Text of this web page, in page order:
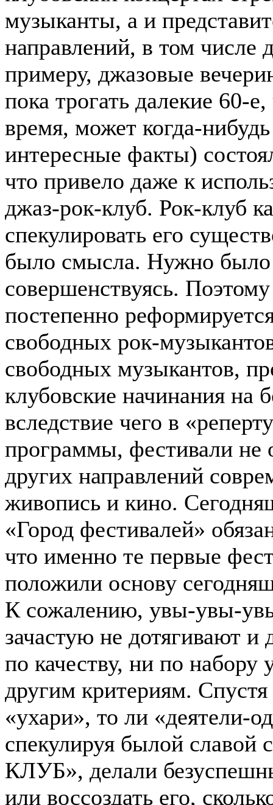
музыканты, а и
направлений, в том числе
примеру, джазовые
пока трогать далекие 60-
время, может когда-
интересные факты)
что привело даже к
джаз-рок-клуб. Рок-клуб
спекулировать его
было смысла. Нужно было
совершенствуясь.
постепенно
свободных рок-
свободных музыкантов,
клубовские начинания на
вследствие чего в
программы, фестивали не
других направлений
живопись и кино.
«Город фестивалей»
что именно те первые
положили основу
К сожалению, увы-увы-
зачастую не дотягивают
по качеству, ни по
другим критериям.
«ухари», то ли «деятели-
спекулируя былой славой
КЛУБ», делали
или воссоздать его,